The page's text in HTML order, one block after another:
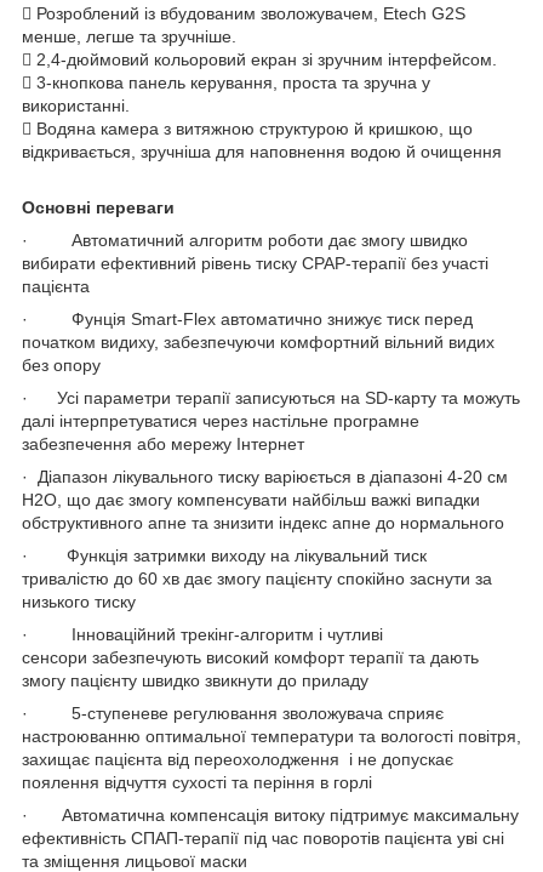
 Розроблений із вбудованим зволожувачем, Etech G2S
менше, легше та зручніше.
 2,4-дюймовий кольоровий екран зі зручним інтерфейсом.
 3-кнопкова панель керування, проста та зручна у
використанні.
 Водяна камера з витяжною структурою й кришкою, що
відкривається, зручніша для наповнення водою й очищення
Основні переваги
· Автоматичний алгоритм роботи дає змогу швидко
вибирати ефективний рівень тиску CPAP-терапії без участі
пацієнта
· Фунція Smart-Flex автоматично знижує тиск перед
початком видиху, забезпечуючи комфортний вільний видих
без опору
· Усі параметри терапії записуються на SD-карту та можуть
далі інтерпретуватися через настільне програмне
забезпечення або мережу Інтернет
· Діапазон лікувального тиску варіюється в діапазоні 4-20 см
H2O, що дає змогу компенсувати найбільш важкі випадки
обструктивного апне та знизити індекс апне до нормального
· Функція затримки виходу на лікувальний тиск
тривалістю до 60 хв дає змогу пацієнту спокійно заснути за
низького тиску
· Інноваційний трекінг-алгоритм і чутливі
сенсори забезпечують високий комфорт терапії та дають
змогу пацієнту швидко звикнути до приладу
· 5-ступеневе регулювання зволожувача сприяє
настроюванню оптимальної температури та вологості повітря,
захищає пацієнта від переохолодження і не допускає
поялення відчуття сухості та періння в горлі
· Автоматична компенсація витоку підтримує максимальну
ефективність СПАП-терапії під час поворотів пацієнта уві сні
та зміщення лицьової маски